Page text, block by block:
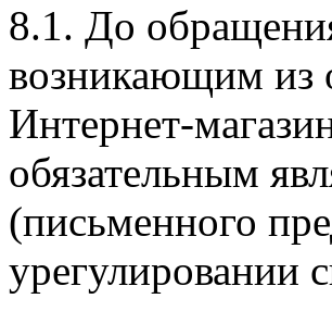
8.1. До
возникающим из
Интернет-
обязательным
(письменного
урегулировании